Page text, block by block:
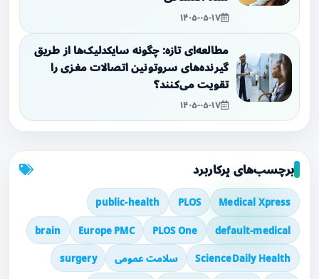
۱۴۰۵-۰۵-۱۷
مطالعه‌ای تازه: چگونه سایکدلیک‌ها از طریق
گیرنده‌های سروتونین اتصالات مغزی را
تقویت می‌کنند؟
۱۴۰۵-۰۵-۱۷
برچسب‌های پرکاربرد
Medical Xpress
PLOS
public-health
default-medical
PLOS One
Europe PMC
brain
ScienceDaily Health سلامت عمومی surgery